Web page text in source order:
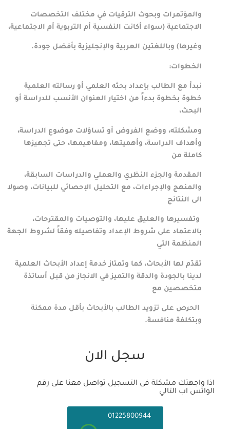
والمؤتمرات وبحوث الترقيات في مختلف التخصصات
الاجتماعية (سواء أكانت النفسية أم التربوية أم الاجتماعية،
وغيرها) وباللغتين العربية والإنجليزية بأفضل جودة.
الخطوات:
نبدأ مع الطالب بإعداد بحثه العلمي أو رسالته العلمية
خطوة بخطوة بدءاً من اختيار العنوان الأنسب للدراسة أو
البحث،
ومشكلته، ووضع الفروض أو تساؤلات موضوع الدراسة،
وأهداف الدراسة، وأهميتها، ومفاهيمها، حتى تجهيزها
كاملة من
المقدمة والجزء النظري والعملي والدراسات السابقة،
والمنهج والإجراءات، مع التحليل الإحصائي للبيانات، وصولا
الى النتائج
وتفسيرها والعليق عليها، والتوصيات والمقترحات،
بالاعتماد على شروط الإعداد وتفاصيله وفقاً لشروط الجهة
المنظمة التي
تقدّم لها الأبحاث، كما وتمتاز خدمة إعداد الأبحاث العلمية
لدينا بالجودة والدقة والتميز في الانجاز من قبل أساتذة
متخصصين مع
الحرص على تزويد الطالب بالأبحاث بأقل مدة ممكنة
وبتكلفة منافسة.
سجل الان
اذا واجهتك مشكلة فى التسجيل تواصل معنا على رقم
الواتس اب التالي
01225800944